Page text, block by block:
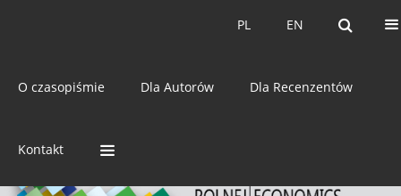
EN
PL EN
PL
O czasopiśmie Dla Autorów Dla Recenzentów
Kontakt
ISSN: 0044-1600